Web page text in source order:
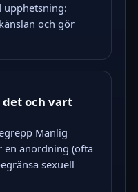
upphetsning:
och gör
det och vart
Manlig
en anordning (ofta
sexuell